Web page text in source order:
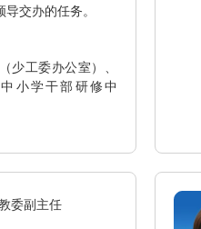
交办的任务。
少工委办公室）、
小学干部研修中
委副主任